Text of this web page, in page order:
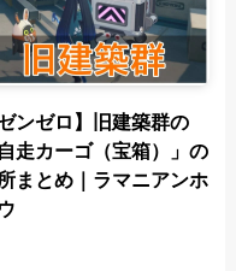
ゼンゼロ】旧建築群の
自走カーゴ（宝箱）」の
まとめ｜ラマニアンホ